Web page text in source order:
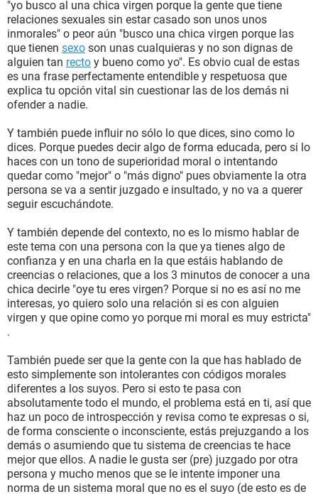
"yo busco al una chica virgen porque la gente que tiene
relaciones sexuales sin estar casado son unos unos
inmorales" o peor aún "busco una chica virgen porque las
que tienen sexo son unas cualquieras y no son dignas de
alguien tan recto y bueno como yo". Es obvio cual de estas
es una frase perfectamente entendible y respetuosa que
explica tu opción vital sin cuestionar las de los demás ni
ofender a nadie.
Y también puede influir no sólo lo que dices, sino como lo
dices. Porque puedes decir algo de forma educada, pero si lo
haces con un tono de superioridad moral o intentando
quedar como "mejor" o "más digno" pues obviamente la otra
persona se va a sentir juzgado e insultado, y no va a querer
seguir escuchándote.
Y también depende del contexto, no es lo mismo hablar de
este tema con una persona con la que ya tienes algo de
confianza y en una charla en la que estáis hablando de
creencias o relaciones, que a los 3 minutos de conocer a una
chica decirle "oye tu eres virgen? Porque si no es así no me
interesas, yo quiero solo una relación si es con alguien
virgen y que opine como yo porque mi moral es muy estricta"
.
También puede ser que la gente con la que has hablado de
esto simplemente son intolerantes con códigos morales
diferentes a los suyos. Pero si esto te pasa con
absolutamente todo el mundo, el problema está en ti, así que
haz un poco de introspección y revisa como te expresas o si,
de forma consciente o inconsciente, estás prejuzgando a los
demás o asumiendo que tu sistema de creencias te hace
mejor que ellos. A nadie le gusta ser (pre) juzgado por otra
persona y mucho menos que se le intente imponer una
norma de un sistema moral que no es el suyo (de esto es de